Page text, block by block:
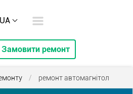
UA
Замовити ремонт
/ ремонт автомагнітол